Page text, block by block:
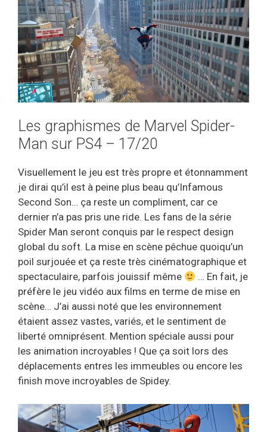
Les graphismes de Marvel Spider-
Man sur PS4 – 17/20
Visuellement le jeu est très propre et étonnamment
je dirai qu’il est à peine plus beau qu’Infamous
Second Son… ça reste un compliment, car ce
dernier n’a pas pris une ride. Les fans de la série
Spider Man seront conquis par le respect design
global du soft. La mise en scène pêchue quoiqu’un
poil surjouée et ça reste très cinématographique et
spectaculaire, parfois jouissif même
… En fait, je
préfère le jeu vidéo aux films en terme de mise en
scène… J’ai aussi noté que les environnement
étaient assez vastes, variés, et le sentiment de
liberté omniprésent. Mention spéciale aussi pour
les animation incroyables ! Que ça soit lors des
déplacements entres les immeubles ou encore les
finish move incroyables de Spidey.